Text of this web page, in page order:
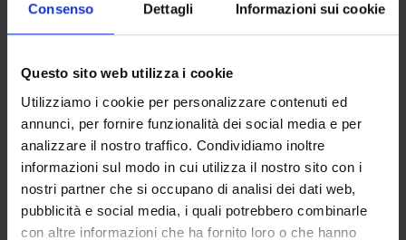
Consenso Dettagli Informazioni sui cookie
Questo sito web utilizza i cookie
Utilizziamo i cookie per personalizzare contenuti ed
annunci, per fornire funzionalità dei social media e per
analizzare il nostro traffico. Condividiamo inoltre
informazioni sul modo in cui utilizza il nostro sito con i
nostri partner che si occupano di analisi dei dati web,
pubblicità e social media, i quali potrebbero combinarle
con altre informazioni che ha fornito loro o che hanno
Hollywood sbarca a
Favignana, dopo Indiana
Jones arriva "The
Odyssey"
Le riprese inizieranno a metà
marzo... Se vuoi vivere a stretto